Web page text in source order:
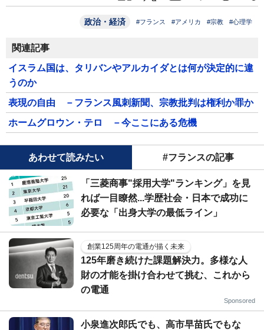
政治・経済 #フランス #アメリカ #宗教 #心理学
関連記事
イスラム国は、タリバンやアルカイダとは何が決定的に違
うのか
表現の自由 －フランス風刺新聞、宗教批判は権利か罪か
ホームグロウン・テロ －今ここにある危機
あわせて読みたい #フランスの記事
「三菱商事"採用大学"ランキング」を見
れば一目瞭然...学歴社会・日本で成功に
必要な「出身大学の最低ライン」
創業125周年の電通が描く未来
125年磨き続けた課題解決力。多様な人
財の才能を掛け合わせて挑む、これから
の電通
Sponsored
小泉進次郎氏でも、高市早苗氏でもな